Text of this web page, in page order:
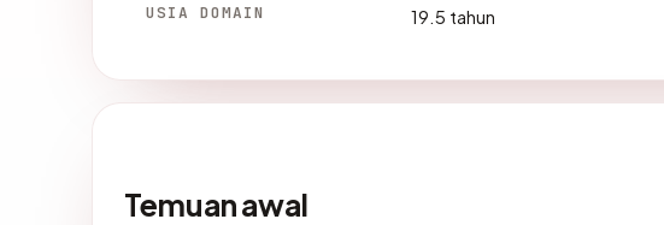
USIA DOMAIN 19.5 tahun
Temuan awal